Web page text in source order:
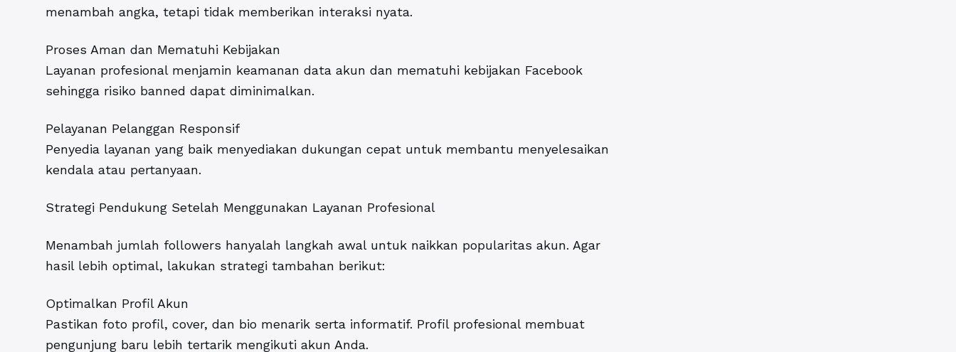
menambah angka, tetapi tidak memberikan interaksi nyata.
Proses Aman dan Mematuhi Kebijakan
Layanan profesional menjamin keamanan data akun dan mematuhi kebijakan Facebook
sehingga risiko banned dapat diminimalkan.
Pelayanan Pelanggan Responsif
Penyedia layanan yang baik menyediakan dukungan cepat untuk membantu menyelesaikan
kendala atau pertanyaan.
Strategi Pendukung Setelah Menggunakan Layanan Profesional
Menambah jumlah followers hanyalah langkah awal untuk naikkan popularitas akun. Agar
hasil lebih optimal, lakukan strategi tambahan berikut:
Optimalkan Profil Akun
Pastikan foto profil, cover, dan bio menarik serta informatif. Profil profesional membuat
pengunjung baru lebih tertarik mengikuti akun Anda.